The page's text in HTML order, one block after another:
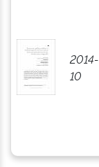
2014-
10